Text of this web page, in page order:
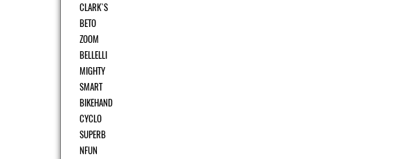
CLARK`S
BETO
ZOOM
BELLELLI
MIGHTY
SMART
BIKEHAND
CYCLO
SUPERB
NFUN